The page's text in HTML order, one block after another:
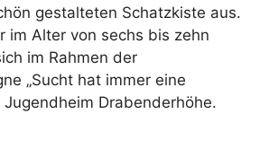
gestalteten Schatzkiste aus.
im Alter von sechs bis zehn
im Rahmen der
„Sucht hat immer eine
Jugendheim Drabenderhöhe.